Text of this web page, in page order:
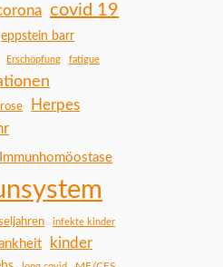
covid 19
eppstein barr
Erschöpfung fatigue
Herpes
Immunhomöostase
infekte kinder
kinder